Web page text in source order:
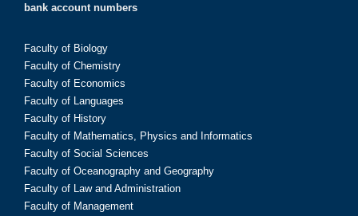
bank account numbers
Faculty of Biology
Faculty of Chemistry
Faculty of Economics
Faculty of Languages
Faculty of History
Faculty of Mathematics, Physics and Informatics
Faculty of Social Sciences
Faculty of Oceanography and Geography
Faculty of Law and Administration
Faculty of Management